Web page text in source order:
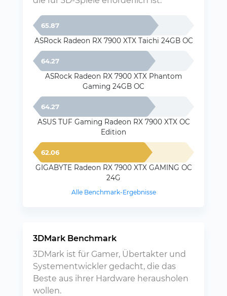
65.87
ASRock Radeon RX 7900 XTX Taichi 24GB OC
64.27
ASRock Radeon RX 7900 XTX Phantom
Gaming 24GB OC
64.27
ASUS TUF Gaming Radeon RX 7900 XTX OC
Edition
62.06
GIGABYTE Radeon RX 7900 XTX GAMING OC
24G
Alle Benchmark-Ergebnisse
3DMark Benchmark
3DMark ist für Gamer, Übertakter und
Systementwickler gedacht, die das
Beste aus ihrer Hardware herausholen
wollen.